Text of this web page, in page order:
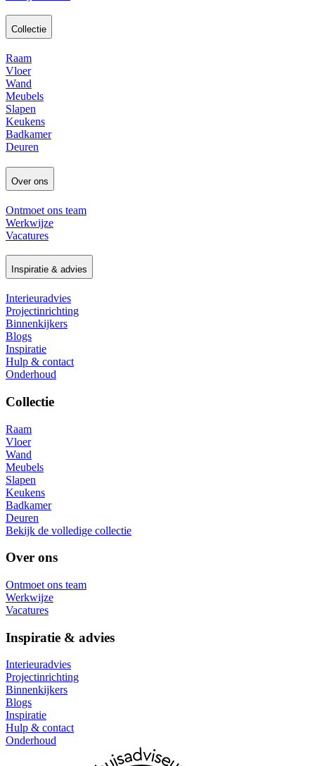
Collectie
Raam
Vloer
Wand
Meubels
Slapen
Keukens
Badkamer
Deuren
Over ons
Ontmoet ons team
Werkwijze
Vacatures
Inspiratie & advies
Interieuradvies
Projectinrichting
Binnenkijkers
Blogs
Inspiratie
Hulp & contact
Onderhoud
Collectie
Raam
Vloer
Wand
Meubels
Slapen
Keukens
Badkamer
Deuren
Bekijk de volledige collectie
Over ons
Ontmoet ons team
Werkwijze
Vacatures
Inspiratie & advies
Interieuradvies
Projectinrichting
Binnenkijkers
Blogs
Inspiratie
Hulp & contact
Onderhoud